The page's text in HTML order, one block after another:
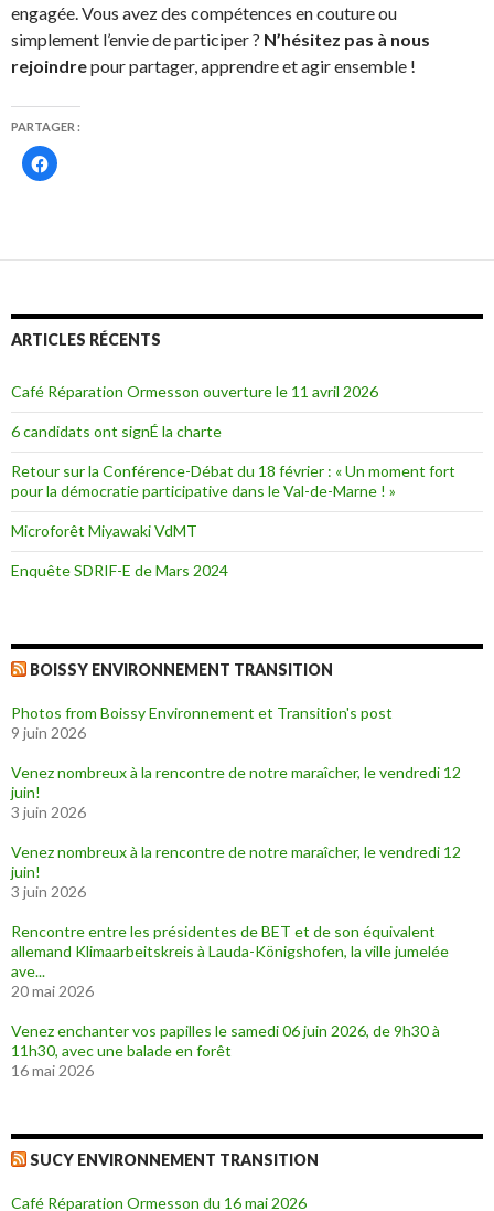
engagée. Vous avez des compétences en couture ou
simplement l’envie de participer ? N’hésitez pas à nous
rejoindrepour partager, apprendre et agir ensemble !
PARTAGER :
C
l
o
a
r
t
e
r
s
u
r
F
c
e
o
o
(
o
a
n
s
e
n
o
v
e
l
e
e
n
t
r
)
ARTICLES RÉCENTS
Café Réparation Ormesson ouverture le 11 avril 2026
6 candidats ont signÉ la charte
Retour sur la Conférence-Débat du 18 février : « Un moment fort
pour la démocratie participative dans le Val-de-Marne ! »
Microforêt Miyawaki VdMT
Enquête SDRIF-E de Mars 2024
BOISSY ENVIRONNEMENT TRANSITION
Photos from Boissy Environnement et Transition's post
9 juin 2026
Venez nombreux à la rencontre de notre maraîcher, le vendredi 12
juin!
3 juin 2026
Venez nombreux à la rencontre de notre maraîcher, le vendredi 12
juin!
3 juin 2026
Rencontre entre les présidentes de BET et de son équivalent
allemand Klimaarbeitskreis à Lauda-Königshofen, la ville jumelée
ave...
20 mai 2026
Venez enchanter vos papilles le samedi 06 juin 2026, de 9h30 à
11h30, avec une balade en forêt
16 mai 2026
SUCY ENVIRONNEMENT TRANSITION
Café Réparation Ormesson du 16 mai 2026